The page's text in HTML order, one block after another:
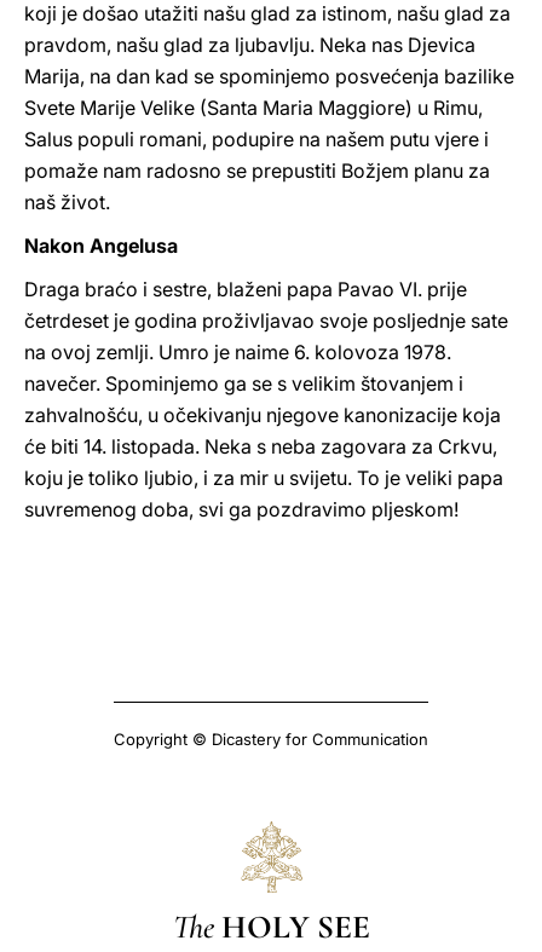
koji je došao utažiti našu glad za istinom, našu glad za
pravdom, našu glad za ljubavlju. Neka nas Djevica
Marija, na dan kad se spominjemo posvećenja bazilike
Svete Marije Velike (Santa Maria Maggiore) u Rimu,
Salus populi romani, podupire na našem putu vjere i
pomaže nam radosno se prepustiti Božjem planu za
naš život.
Nakon Angelusa
Draga braćo i sestre, blaženi papa Pavao VI. prije
četrdeset je godina proživljavao svoje posljednje sate
na ovoj zemlji. Umro je naime 6. kolovoza 1978.
navečer. Spominjemo ga se s velikim štovanjem i
zahvalnošću, u očekivanju njegove kanonizacije koja
će biti 14. listopada. Neka s neba zagovara za Crkvu,
koju je toliko ljubio, i za mir u svijetu. To je veliki papa
suvremenog doba, svi ga pozdravimo pljeskom!
Copyright © Dicastery for Communication
The HOLY SEE